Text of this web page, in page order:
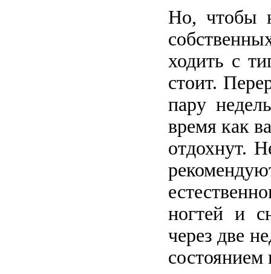
Но, чтобы
ходить с
стоит.
пару
время как
отдохнут.
ногтей и
через две
состоянием